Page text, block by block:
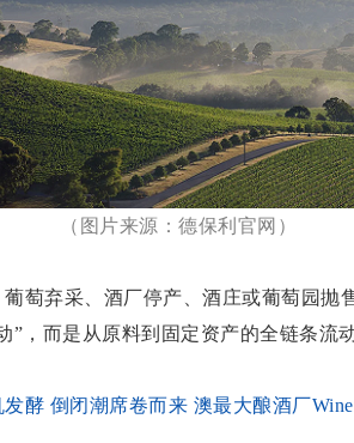
（图片来源：德保利官网）
萄弃采、酒厂停产、酒庄或葡萄园抛
”，而是从原料到固定资产的全链条流
酵 倒闭潮席卷而来 澳最大酿酒厂